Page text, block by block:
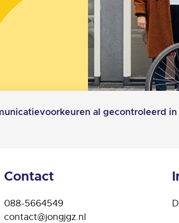
al gecontroleerd
Contact
088-5664549
contact@jongjgz.nl